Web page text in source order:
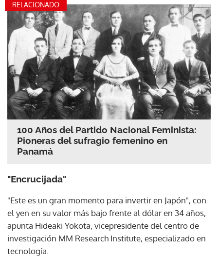
RELACIONADO
100 Años del Partido Nacional Feminista:
Pioneras del sufragio femenino en
Panamá
"Encrucijada"
"Este es un gran momento para invertir en Japón", con
el yen en su valor más bajo frente al dólar en 34 años,
apunta Hideaki Yokota, vicepresidente del centro de
investigación MM Research Institute, especializado en
tecnología.